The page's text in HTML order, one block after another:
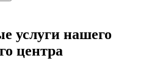
услуги нашего
центра